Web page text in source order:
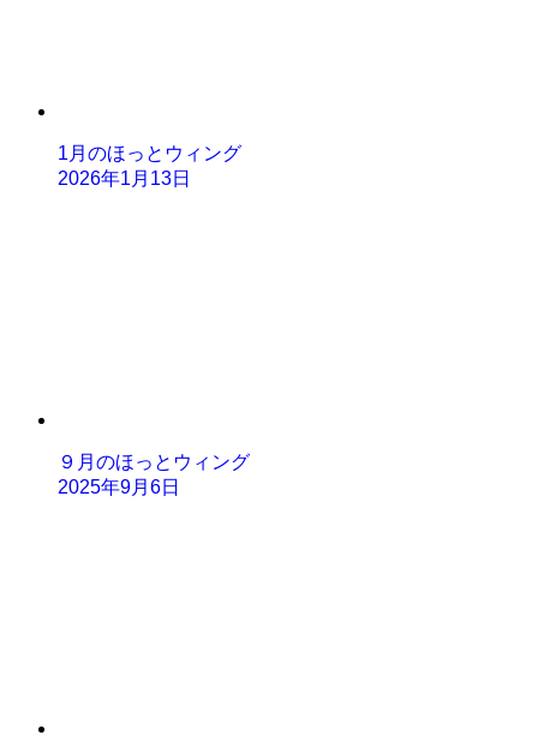
1月のほっとウィング
2026年1月13日
９月のほっとウィング
2025年9月6日